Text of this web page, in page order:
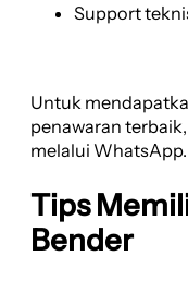
Support
Untuk
penawaran
melalui WhatsApp.
Tips
Bender